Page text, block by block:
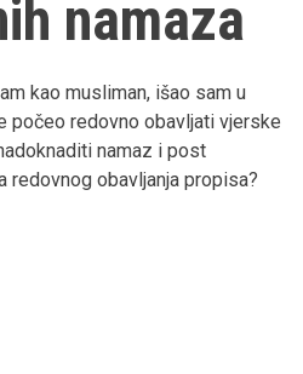
namaza
kao musliman, išao sam u
počeo redovno obavljati vjerske
namaz i post
obavljanja propisa?